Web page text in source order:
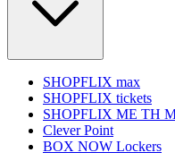
SHOPFLIX max
SHOPFLIX tickets
SHOPFLIX ΜΕ ΤΗ
Clever Point
BOX NOW Lockers